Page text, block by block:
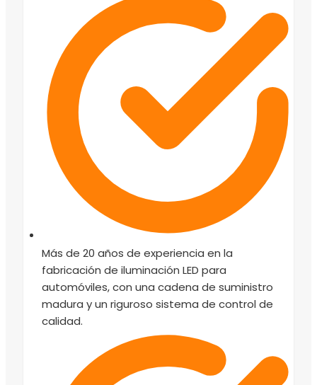
Más de 20 años de experiencia en la
fabricación de iluminación LED para
automóviles, con una cadena de suministro
madura y un riguroso sistema de control de
calidad.